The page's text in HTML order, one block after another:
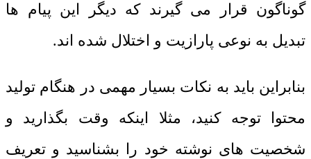
گوناگون قرار می گیرند که دیگر این پیام ها
تبدیل به نوعی پارازیت و اختلال شده اند.
بنابراین باید به نکات بسیار مهمی در هنگام تولید
محتوا توجه کنید، مثلا اینکه وقت بگذارید و
شخصیت های نوشته خود را بشناسید و تعریف